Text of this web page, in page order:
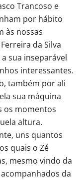
Trancoso e
por hábito
às nossas
da Silva
sua inseparável
interessantes.
também por ali
sua máquina
os momentos
altura.
uns quantos
quais o Zé
mesmo vindo da
da